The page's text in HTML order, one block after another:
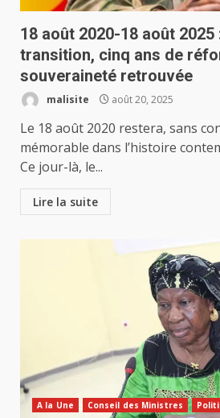
18 août 2020-18 août 2025
transition, cinq ans de
souveraineté retrouvée
malisite août 20, 2025
Le 18 août 2020 restera, sans
mémorable dans l’histoire
Ce jour-là, le...
Lire la suite
A la Une Conseil des Ministres